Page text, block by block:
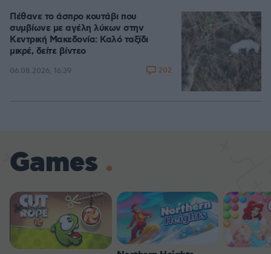
Πέθανε το άσπρο κουτάβι που
συμβίωνε με αγέλη λύκων στην
Κεντρική Μακεδονία: Καλό ταξίδι
μικρέ, δείτε βίντεο
06.08.2026, 16:39 202
Games